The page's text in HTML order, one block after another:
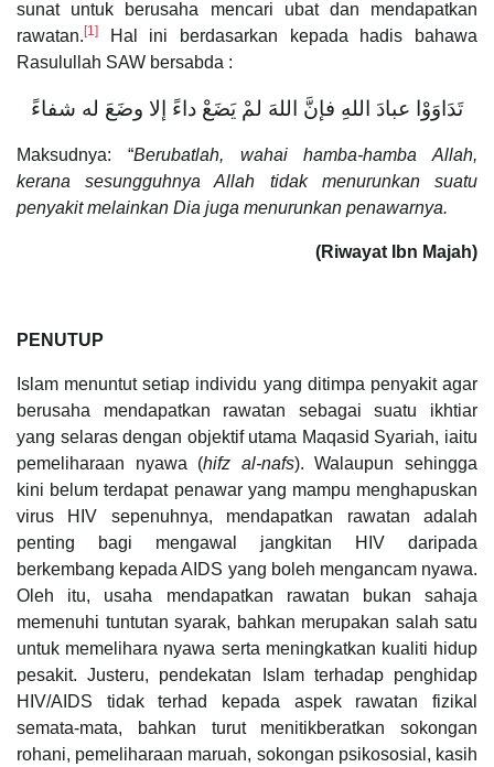
sunat untuk berusaha mencari ubat dan mendapatkan
rawatan.[1]
Hal ini berdasarkan kepada hadis bahawa
Rasulullah SAW bersabda :
تَدَاوَوْا عبادَ اللهِ فإنَّ اللهَ لمْ يَضَعْ داءً إلا وضَعَ له شفاءً
Maksudnya: “Berubatlah, wahai hamba-hamba Allah,
kerana sesungguhnya Allah tidak menurunkan suatu
penyakit melainkan Dia juga menurunkan penawarnya.
(Riwayat Ibn Majah)
PENUTUP
Islam menuntut setiap individu yang ditimpa penyakit agar
berusaha mendapatkan rawatan sebagai suatu ikhtiar
yang selaras dengan objektif utama Maqasid Syariah, iaitu
pemeliharaan nyawa (hifz al-nafs). Walaupun sehingga
kini belum terdapat penawar yang mampu menghapuskan
virus HIV sepenuhnya, mendapatkan rawatan adalah
penting bagi mengawal jangkitan HIV daripada
berkembang kepada AIDS yang boleh mengancam nyawa.
Oleh itu, usaha mendapatkan rawatan bukan sahaja
memenuhi tuntutan syarak, bahkan merupakan salah satu
untuk memelihara nyawa serta meningkatkan kualiti hidup
pesakit. Justeru, pendekatan Islam terhadap penghidap
HIV/AIDS tidak terhad kepada aspek rawatan fizikal
semata-mata, bahkan turut menitikberatkan sokongan
rohani, pemeliharaan maruah, sokongan psikososial, kasih